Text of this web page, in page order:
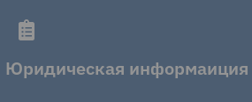
Юридическая информаиция